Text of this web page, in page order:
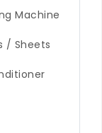
Machine
/ Sheets